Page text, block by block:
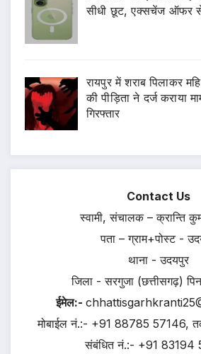
सीधी छूट, एक्सचेंज ऑफर
रायपुर में शराब पिलाकर
की पीड़िता ने दर्ज कराया
गिरफ्तार
Contact Us
स्वामी, संचालक – क्रान्ति
पता – ग्राम+पोस्ट -
थाना - उदयपुर
जिला - सरगुजा (छत्तीसगढ़)
ईमेल:-
मोबाईल नं.:- +91 88785 57146,
संबंधित नं.:- +91 83194